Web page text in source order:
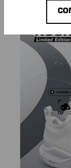
Omitir galería